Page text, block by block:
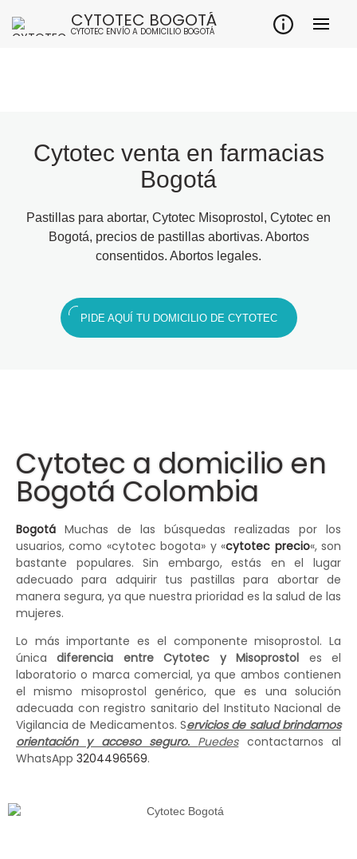
CYTOTEC BOGOTÁ
CYTOTEC ENVÍO A DOMICILIO BOGOTÁ
Cytotec venta en farmacias
Bogotá
Pastillas para abortar, Cytotec Misoprostol, Cytotec en
Bogotá, precios de pastillas abortivas. Abortos
consentidos. Abortos legales.
PIDE AQUÍ TU DOMICILIO DE CYTOTEC
Cytotec a domicilio en
Bogotá Colombia
Bogotá Muchas de las búsquedas realizadas por los
usuarios, como «cytotec bogota» y «cytotec precio«, son
bastante populares. Sin embargo, estás en el lugar
adecuado para adquirir tus pastillas para abortar de
manera segura, ya que nuestra prioridad es la salud de las
mujeres.
Lo más importante es el componente misoprostol. La
únicadiferencia entre Cytotec y Misoprostol es el
laboratorio o marca comercial, ya que ambos contienen
el mismo misoprostol genérico, que es una solución
adecuada con registro sanitario del Instituto Nacional de
Vigilancia de Medicamentos. Servicios de salud brindamos
orientación y acceso seguro. Puedescontactarnos al
WhatsApp 3204496569.